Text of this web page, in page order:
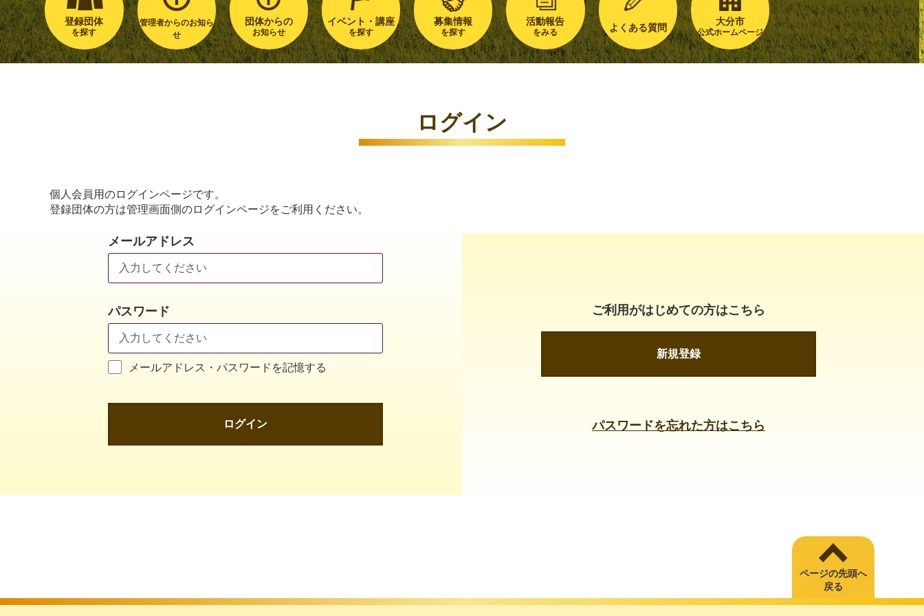
登録団体
を探す
管理者からのお知ら
せ
団体からの
お知らせ
イベント・講座
を探す
募集情報
を探す
活動報告
をみる よくある質問
大分市
公式ホームページ
ログイン
個人会員用のログインページです。
登録団体の方は管理画面側のログインページをご利用ください。
メールアドレス
パスワード
メールアドレス・パスワードを記憶する
ログイン
ご利用がはじめての方はこちら
新規登録
パスワードを忘れた方はこちら
ページの先頭へ
戻る